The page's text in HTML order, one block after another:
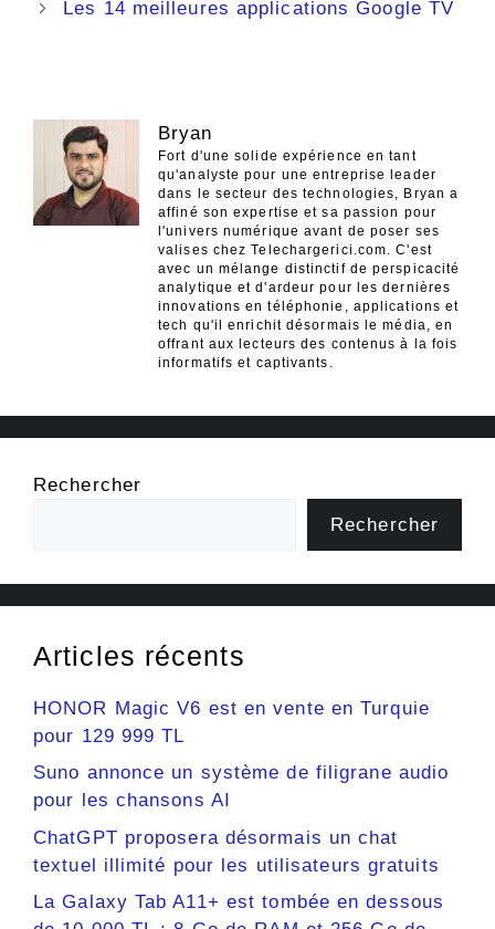
Les 14 meilleures applications Google TV
Bryan
Fort d'une solide expérience en tant
qu'analyste pour une entreprise leader
dans le secteur des technologies, Bryan a
affiné son expertise et sa passion pour
l'univers numérique avant de poser ses
valises chez Telechargerici.com. C'est
avec un mélange distinctif de perspicacité
analytique et d'ardeur pour les dernières
innovations en téléphonie, applications et
tech qu'il enrichit désormais le média, en
offrant aux lecteurs des contenus à la fois
informatifs et captivants.
Rechercher
Rechercher
Articles récents
HONOR Magic V6 est en vente en Turquie
pour 129 999 TL
Suno annonce un système de filigrane audio
pour les chansons AI
ChatGPT proposera désormais un chat
textuel illimité pour les utilisateurs gratuits
La Galaxy Tab A11+ est tombée en dessous